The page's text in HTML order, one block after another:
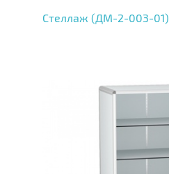
Стеллаж (ДМ-2-003-01)